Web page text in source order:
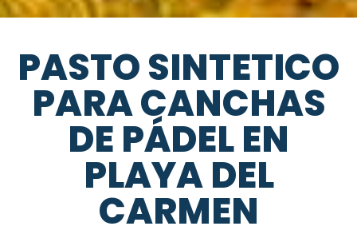
PASTO SINTETICO
PARA CANCHAS
DE PÁDEL EN
PLAYA DEL
CARMEN